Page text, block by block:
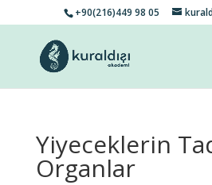
+90(216)449 98 05
Yiyeceklerin
Organlar